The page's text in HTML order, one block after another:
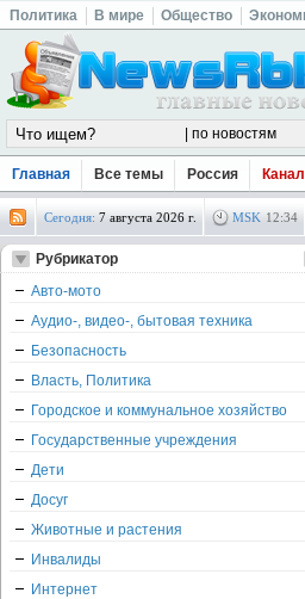
Политика В мире Общество
Главная Все темы Россия
Сегодня: 7 августа 2026 г. MSK 12:34
Рубрикатор
Авто-мото
Аудио-, видео-, бытовая техника
Безопасность
Власть, Политика
Городское и коммунальное хозяйство
Государственные учреждения
Дети
Досуг
Животные и растения
Инвалиды
Интернет